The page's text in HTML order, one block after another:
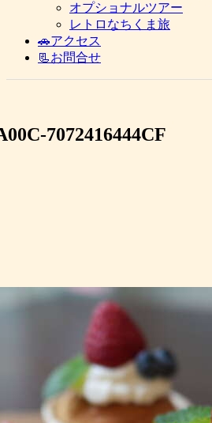
オプショナルツアー
レトロなちくま旅
🚗アクセス
📃お問合せ
7072416444CF